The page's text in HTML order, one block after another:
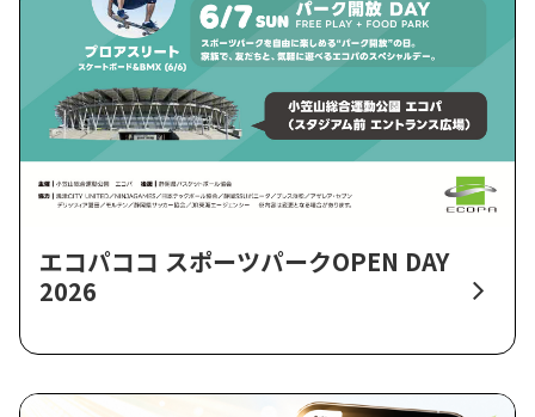
エコパココ スポーツパークOPEN DAY
2026